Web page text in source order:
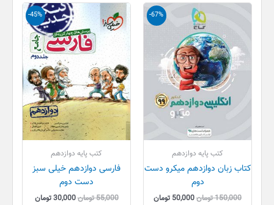
-67%
کتب پایه دوازدهم
کتاب زبان دوازدهم میکرو دست
دوم
150,000تومان
قیمت
اصلی
150,000 تومان
بود.
50,000 تومان
قیمت
فعلی
50,000 تومان
-45%
کتب پایه دوازدهم
فارسی دوازدهم خیلی سبز
دست دوم
55,000تومان
قیمت
اصلی
55,000 تومان
بود.
30,000تومان
قیمت
فعلی
است.